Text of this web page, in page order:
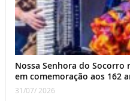
Nossa Senhora do
em comemoração aos 162
31/07/ 2026